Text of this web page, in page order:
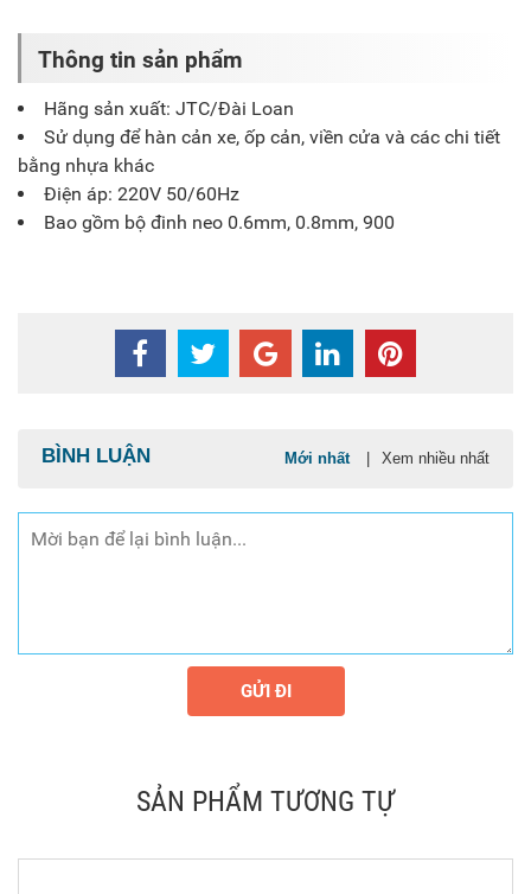
Thông tin sản phẩm
Hãng sản xuất: JTC/Đài Loan
Sử dụng để hàn cản xe, ốp cản, viền cửa và các chi tiết
bằng nhựa khác
Điện áp: 220V 50/60Hz
Bao gồm bộ đinh neo 0.6mm, 0.8mm, 900
BÌNH LUẬN Mới nhất Xem nhiều nhất
GỬI ĐI
SẢN PHẨM TƯƠNG TỰ